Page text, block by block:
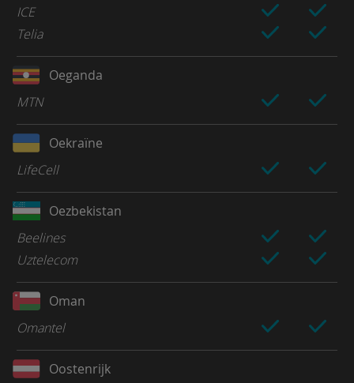
ICE
Telia
Oeganda
MTN
Oekraïne
LifeCell
Oezbekistan
Beelines
Uztelecom
Oman
Omantel
Oostenrijk